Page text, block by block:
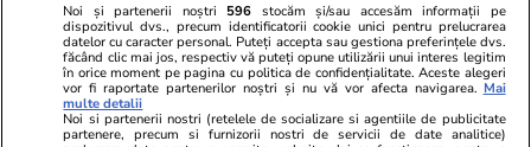
ZiaruldeIasi.ro
Motivul interesant pentru care o
Spotmedia.ro
Cum a
Noi și partenerii noștri 596 stocăm și/sau accesăm informații pe
dispozitivul dvs., precum identificatorii cookie unici pentru prelucrarea
datelor cu caracter personal. Puteți accepta sau gestiona preferințele dvs.
făcând clic mai jos, respectiv vă puteți opune utilizării unui interes legitim
în orice moment pe pagina cu politica de confidențialitate. Aceste alegeri
vor fi raportate partenerilor noștri și nu vă vor afecta navigarea. Mai
multe detalii
Noi si partenerii nostri (retelele de socializare si agentiile de publicitate
partenere, precum si furnizorii nostri de servicii de date analitice)